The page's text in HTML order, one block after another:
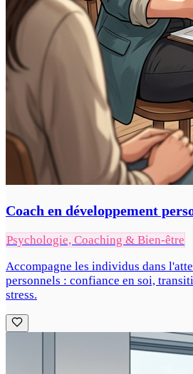
Coach en développement
Psychologie, Coaching & Bien-être
Accompagne les individus dans
personnels : confiance en soi,
stress.